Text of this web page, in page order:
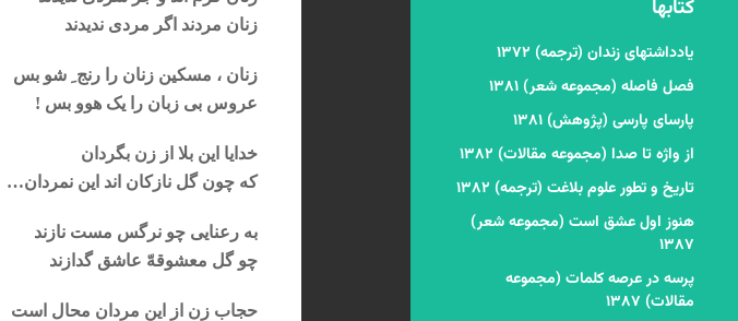
کتابها
یادداشتهای زندان (ترجمه) ۱۳۷۲
فصل فاصله (مجموعه شعر) ۱۳۸۱
پارسای پارسی (پژوهش) ۱۳۸۱
از واژه تا صدا (مجموعه مقالات) ۱۳۸۲
تاریخ و تطور علوم بلاغت (ترجمه) ۱۳۸۲
هنوز اول عشق است (مجموعه شعر)
۱۳۸۷
پرسه در عرصه کلمات (مجموعه
مقالات) ۱۳۸۷
زنان مردند اگر مردی ندیدند
زنان ، مسکین زنان را رنج ِ شو بس
عروس بی زبان را یک هوو بس !
خدایا این بلا از زن بگردان
که چون گل نازکان اند این نمردان…
به رعنایی چو نرگس مست نازند
چو گل معشوقهّ عاشق گدازند
حجاب زن از این مردان محال است